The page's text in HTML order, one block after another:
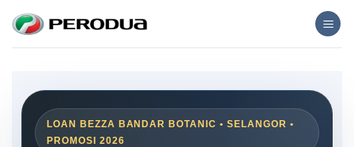
content
LOAN BEZZA BANDAR BOTANIC • SELANGOR •
PROMOSI 2026